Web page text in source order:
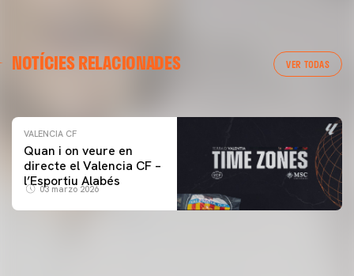
NOTÍCIES RELACIONADES VER TODAS
ENTRENAMENT DEL VALENCIA CF 04/03/26
VALENCIA CF
Quan i on veure en
directe el Valencia CF –
l’Esportiu Alabés
03 marzo 2026